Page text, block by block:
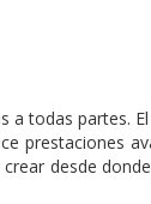
todas partes.
prestaciones
desde